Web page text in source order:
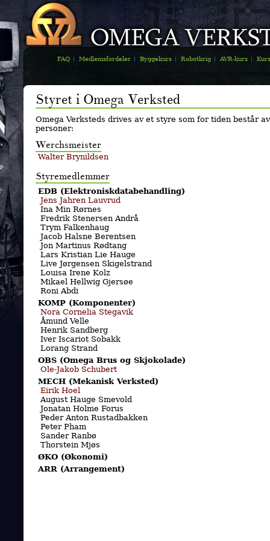
FAQ Medlemsfordeler Byggekurs Robotkrig AVR-kurs Kurs
Styret i Omega Verksted
Omega Verksteds drives av et styre som for tiden består
personer:
Werchsmeister
Walter Brynildsen
Styremedlemmer
EDB (Elektroniskdatabehandling)
Jens Jahren Lauvrud
Ina Min Rørnes
Fredrik Stenersen Andrå
Trym Falkenhaug
Jacob Halsne Berentsen
Jon Martinus Rødtang
Lars Kristian Lie Hauge
Live Jørgensen Skigelstrand
Louisa Irene Kolz
Mikael Hellwig Gjersøe
Roni Abdi
KOMP (Komponenter)
Nora Cornelia Stegavik
Åmund Velle
Henrik Sandberg
Iver Iscariot Sobakk
Lorang Strand
OBS (Omega Brus og Skjokolade)
Ole-Jakob Schubert
MECH (Mekanisk Verksted)
Eirik Hoel
August Hauge Smevold
Jonatan Holme Forus
Peder Anton Rustadbakken
Peter Pham
Sander Ranbø
Thorstein Mjøs
ØKO (Økonomi)
ARR (Arrangement)